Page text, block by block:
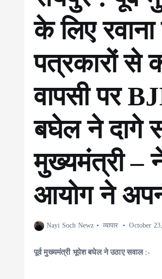
के लिए
पत्रकारों से
वापसी पर
बघेल ने दागे
मुख्यमंत्री –
आयोग ने
Nayi Soch Newz व्यापार October
पूर्व मुख्यमंत्री भूपेश बघेल ने उठाए सवाल:-